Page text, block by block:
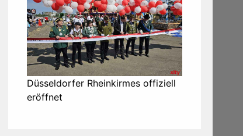
Düsseldorfer Rheinkirmes offiziell
eröffnet